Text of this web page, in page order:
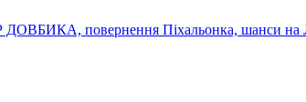
повернення Піхальонка, шанси на